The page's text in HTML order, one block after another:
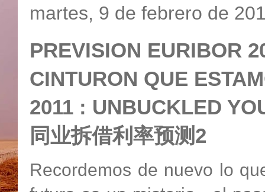
martes, 9 de febrero de
PREVISION EURIBOR
CINTURON QUE
2011 : UNBUCKLED
同业拆借利率预测2
Recordemos de nuevo lo